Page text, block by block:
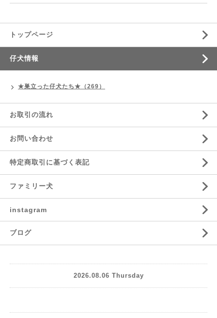
トップページ
仔犬情報
★巣立った仔犬たち★（269）
お取引の流れ
お問い合わせ
特定商取引に基づく表記
ファミリー犬
instagram
ブログ
2026.08.06 Thursday